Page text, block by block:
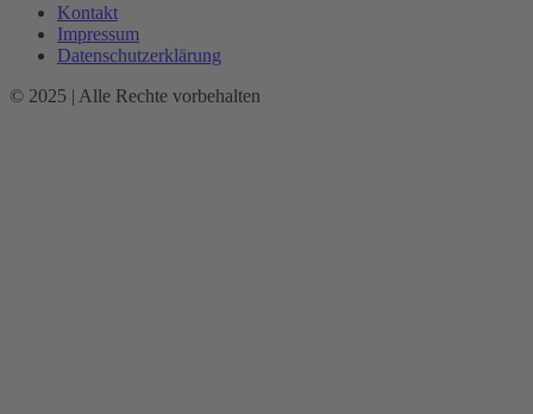
Kontakt
Impressum
Datenschutzerklärung
© 2025 | Alle Rechte vorbehalten